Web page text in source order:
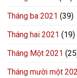
Tháng ba 2021 (39)
Tháng hai 2021 (19)
Tháng Một 2021
Tháng mười một